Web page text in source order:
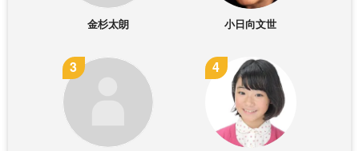
金杉太朗 小日向文世